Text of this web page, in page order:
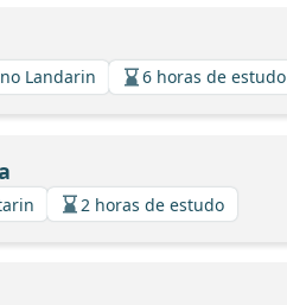
Landarin 6 horas de estudo
2 horas de estudo